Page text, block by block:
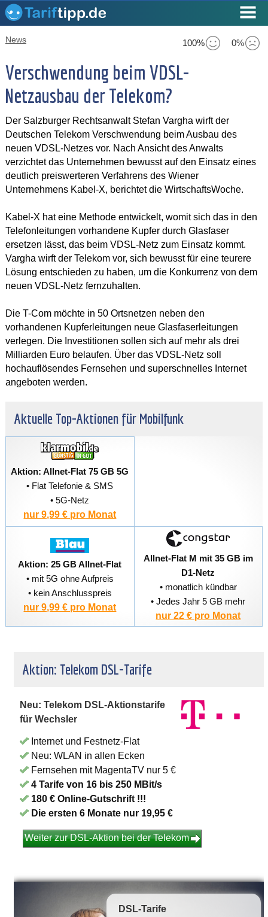
100% 0%
News
Verschwendung beim VDSL-
Netzausbau der Telekom?
Der Salzburger Rechtsanwalt Stefan Vargha wirft der
Deutschen Telekom Verschwendung beim Ausbau des
neuen VDSL-Netzes vor. Nach Ansicht des Anwalts
verzichtet das Unternehmen bewusst auf den Einsatz eines
deutlich preiswerteren Verfahrens des Wiener
Unternehmens Kabel-X, berichtet die WirtschaftsWoche.
Kabel-X hat eine Methode entwickelt, womit sich das in den
Telefonleitungen vorhandene Kupfer durch Glasfaser
ersetzen lässt, das beim VDSL-Netz zum Einsatz kommt.
Vargha wirft der Telekom vor, sich bewusst für eine teurere
Lösung entschieden zu haben, um die Konkurrenz von dem
neuen VDSL-Netz fernzuhalten.
Die T-Com möchte in 50 Ortsnetzen neben den
vorhandenen Kupferleitungen neue Glasfaserleitungen
verlegen. Die Investitionen sollen sich auf mehr als drei
Milliarden Euro belaufen. Über das VDSL-Netz soll
hochauflösendes Fernsehen und superschnelles Internet
angeboten werden.
Aktuelle Top-Aktionen für Mobilfunk
Aktion: Allnet-Flat 75 GB 5G
• Flat Telefonie & SMS
• 5G-Netz
nur 9,99 € pro Monat
Aktion: 25 GB Allnet-Flat
• mit 5G ohne Aufpreis
• kein Anschlusspreis
nur 9,99 € pro Monat
Allnet-Flat M mit 35 GB im
D1-Netz
• monatlich kündbar
• Jedes Jahr 5 GB mehr
nur 22 € pro Monat
Aktion: Telekom DSL-Tarife
Neu: Telekom DSL-Aktionstarife
für Wechsler
Internet und Festnetz-Flat
Neu: WLAN in allen Ecken
Fernsehen mit MagentaTV nur 5 €
4 Tarife von 16 bis 250 MBit/s
180 € Online-Gutschrift !!!
Die ersten 6 Monate nur 19,95 €
Weiter zur DSL-Aktion bei der Telekom
DSL-Tarife